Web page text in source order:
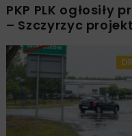
PKP PLK
– Szczyrzyc